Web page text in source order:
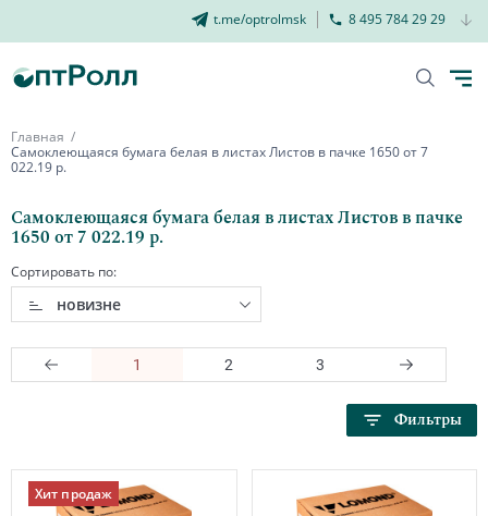
t.me/optrolmsk 8 495 784 29 29
Главная
Самоклеющаяся бумага белая в листах Листов в пачке 1650 от 7
022.19 р.
Самоклеющаяся бумага белая в листах Листов в пачке
1650 от 7 022.19 р.
Сортировать по:
новизне
1 2 3
Фильтры
Хит продаж